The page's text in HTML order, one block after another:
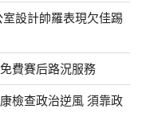
設計帥羅表現欠佳踢
費賽后路況服務
檢查政治逆風 須靠政